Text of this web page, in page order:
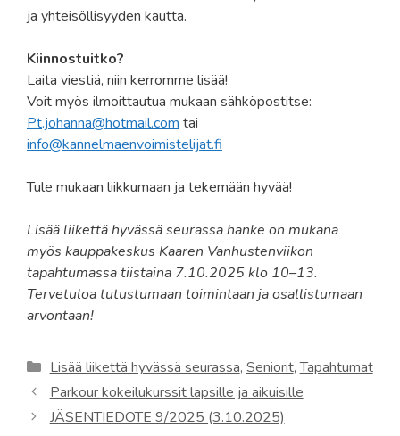
ja yhteisöllisyyden kautta.
Kiinnostuitko?
Laita viestiä, niin kerromme lisää!
Voit myös ilmoittautua mukaan sähköpostitse:
Pt.johanna@hotmail.comtai
info@kannelmaenvoimistelijat.fi
Tule mukaan liikkumaan ja tekemään hyvää!
Lisää liikettä hyvässä seurassa hanke on mukana
myös kauppakeskus Kaaren Vanhustenviikon
tapahtumassa tiistaina 7.10.2025 klo 10–13.
Tervetuloa tutustumaan toimintaan ja osallistumaan
arvontaan!
Kategoriat
Lisää liikettä hyvässä seurassa,Seniorit,Tapahtumat
Parkour kokeilukurssit lapsille ja aikuisille
JÄSENTIEDOTE 9/2025 (3.10.2025)